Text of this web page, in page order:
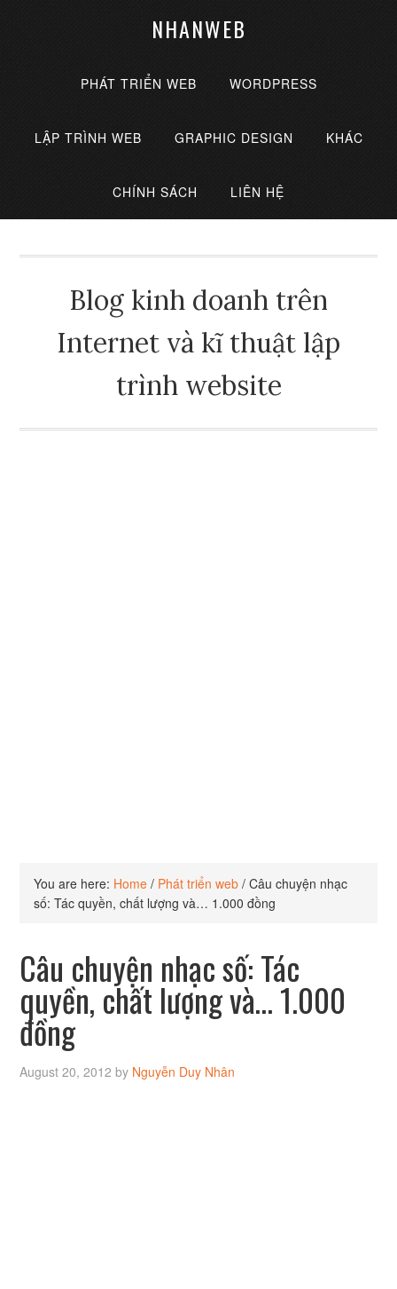
NHANWEB
PHÁT TRIỂN WEB WORDPRESS
LẬP TRÌNH WEB GRAPHIC DESIGN KHÁC
CHÍNH SÁCH LIÊN HỆ
Blog kinh doanh trên
Internet và kĩ thuật lập
trình website
You are here: Home / Phát triển web / Câu chuyện nhạc
số: Tác quyền, chất lượng và… 1.000 đồng
Câu chuyện nhạc số: Tác
quyền, chất lượng và… 1.000
đồng
August 20, 2012 by Nguyễn Duy Nhân